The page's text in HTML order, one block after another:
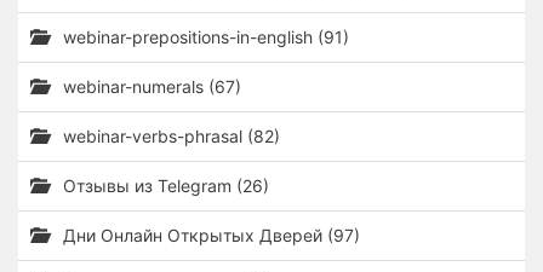
webinar-prepositions-in-english (91)
webinar-numerals (67)
webinar-verbs-phrasal (82)
Отзывы из Telegram (26)
Дни Онлайн Открытых Дверей (97)